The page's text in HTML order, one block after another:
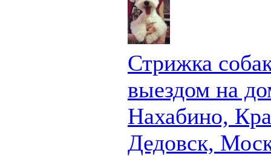
Стрижка
выездом на
Нахабино,
Дедовск,